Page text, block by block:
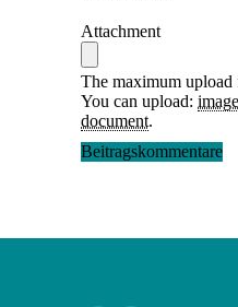
Attachment
The maximum
You can upload: image
document.
Beitragskommentare